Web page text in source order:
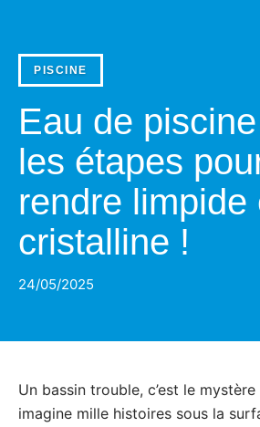
PISCINE
Eau de
les étapes
rendre limpide
cristalline !
24/05/2025
Un bassin trouble, c’est le
imagine mille histoires sous la